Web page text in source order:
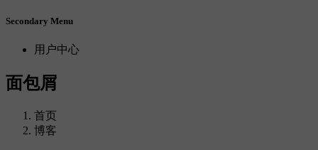
Secondary Menu
用户中心
面包屑
首页
博客